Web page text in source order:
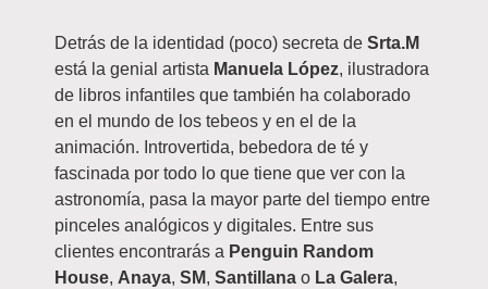
Detrás de la identidad (poco) secreta de Srta.M
está la genial artista Manuela López, ilustradora
de libros infantiles que también ha colaborado
en el mundo de los tebeos y en el de la
animación. Introvertida, bebedora de té y
fascinada por todo lo que tiene que ver con la
astronomía, pasa la mayor parte del tiempo entre
pinceles analógicos y digitales. Entre sus
clientes encontrarás a Penguin Random
House, Anaya, SM, Santillana o La Galera,